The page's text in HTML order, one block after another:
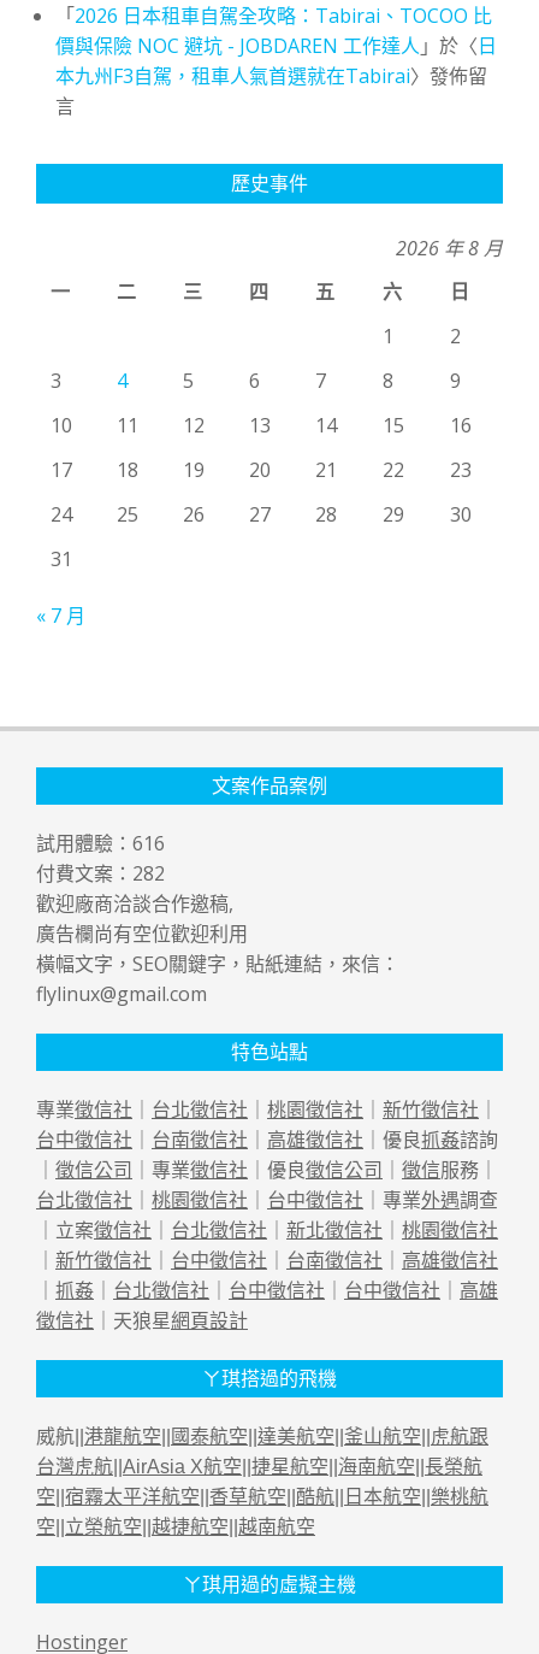
「2026 日本租車自駕全攻略：Tabirai、TOCOO 比
價與保險 NOC 避坑 - JOBDAREN 工作達人 」於〈日
本九州F3自駕，租車人氣首選就在Tabirai〉發佈留
言
歷史事件
2026 年 8 月
一
二 三 四 五 六
日
1
2
3
4 5 6 7 8
9
10
11 12 13 14 15
16
17
18 19 20 21 22
23
24
25 26 27 28 29
30
31
« 7 月
文案作品案例
試用體驗： 616
付費文案： 282
歡迎廠商洽談合作邀稿,
廣告欄尚有空位歡迎利用
橫幅文字，SEO關鍵字，貼紙連結，來信：
flylinux@gmail.com
特色站點
專業徵信社 ｜ 台北徵信社 ｜ 桃園徵信社 ｜ 新竹徵信社 ｜
台中徵信社 ｜ 台南徵信社 ｜ 高雄徵信社 ｜優良抓姦諮詢
｜ 徵信公司 ｜專業徵信社 ｜優良徵信公司 ｜ 徵信服務｜
台北徵信社 ｜ 桃園徵信社 ｜ 台中徵信社 ｜專業外遇調查
｜立案徵信社 ｜ 台北徵信社 ｜ 新北徵信社 ｜ 桃園徵信社
｜ 新竹徵信社 ｜ 台中徵信社 ｜ 台南徵信社 ｜ 高雄徵信社
｜ 抓姦 ｜ 台北徵信社 ｜ 台中徵信社 ｜ 台中徵信社 ｜ 高雄
徵信社 ｜天狼星網頁設計
ㄚ琪搭過的飛機
威航|| 港龍航空 國泰航空 達美航空 釜山航空
虎航跟
台灣虎航 AirAsia X航空 捷星航空 海南航空 長榮航
空 宿霧太平洋航空 香草航空 酷航 日本航空 樂桃航
空 立榮航空 越捷航空 越南航空
ㄚ琪用過的虛擬主機
Hostinger